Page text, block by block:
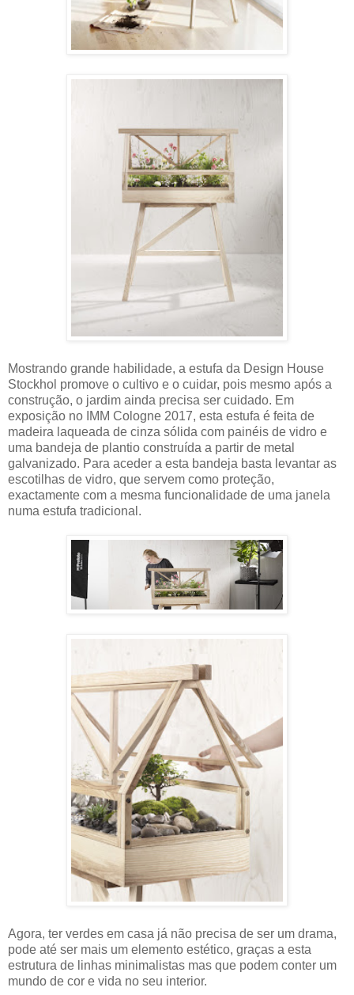
Mostrando grande habilidade, a estufa da Design House
Stockhol promove o cultivo e o cuidar, pois mesmo após a
construção, o jardim ainda precisa ser cuidado. Em
exposição no IMM Cologne 2017, esta estufa é feita de
madeira laqueada de cinza sólida com painéis de vidro e
uma bandeja de plantio construída a partir de metal
galvanizado. Para aceder a esta bandeja basta levantar as
escotilhas de vidro, que servem como proteção,
exactamente com a mesma funcionalidade de uma janela
numa estufa tradicional.
Agora, ter verdes em casa já não precisa de ser um drama,
pode até ser mais um elemento estético, graças a esta
estrutura de linhas minimalistas mas que podem conter um
mundo de cor e vida no seu interior.